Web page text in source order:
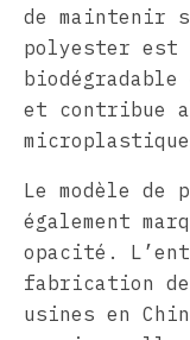
de maintenir
polyester est
et contribue
Le modèle de
également
opacité.
fabrication de
usines en